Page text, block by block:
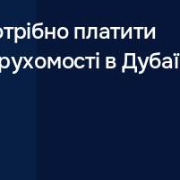
платити
в Дубаї